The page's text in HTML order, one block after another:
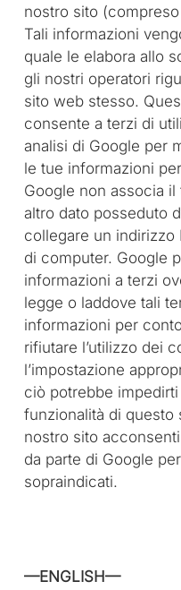
nostro sito
Tali informazioni
quale le elabora allo
gli nostri operatori
sito web stesso.
consente a terzi di
analisi di Google per
le tue informazioni
Google non associa
altro dato posseduto
collegare un indirizzo
di computer. Google
informazioni a terzi
legge o laddove tali
informazioni per
rifiutare l’utilizzo dei
l’impostazione
ciò potrebbe
funzionalità di questo
nostro sito
da parte di Google
sopraindicati.
—ENGLISH—